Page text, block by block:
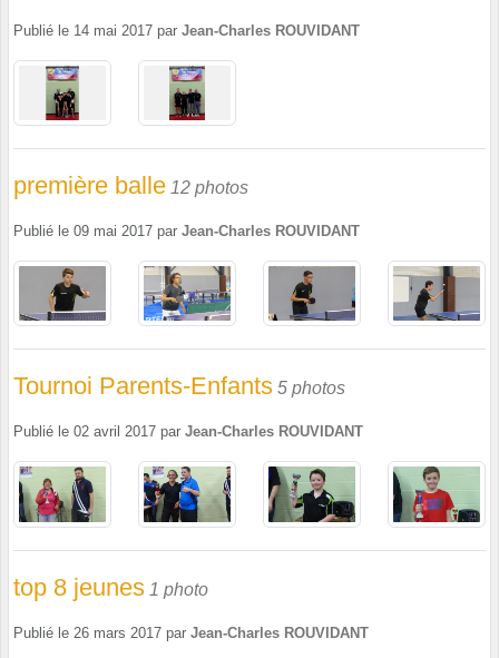
Publié le 14 mai 2017 par Jean-Charles ROUVIDANT
première balle 12 photos
Publié le 09 mai 2017 par Jean-Charles ROUVIDANT
Tournoi Parents-Enfants 5 photos
Publié le 02 avril 2017 par Jean-Charles ROUVIDANT
top 8 jeunes 1 photo
Publié le 26 mars 2017 par Jean-Charles ROUVIDANT